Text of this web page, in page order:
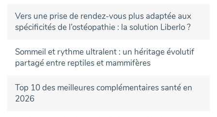
Vers une prise de rendez-vous plus adaptée aux
spécificités de l’ostéopathie : la solution Liberlo ?
Sommeil et rythme ultralent : un héritage évolutif
partagé entre reptiles et mammifères
Top 10 des meilleures complémentaires santé en
2026